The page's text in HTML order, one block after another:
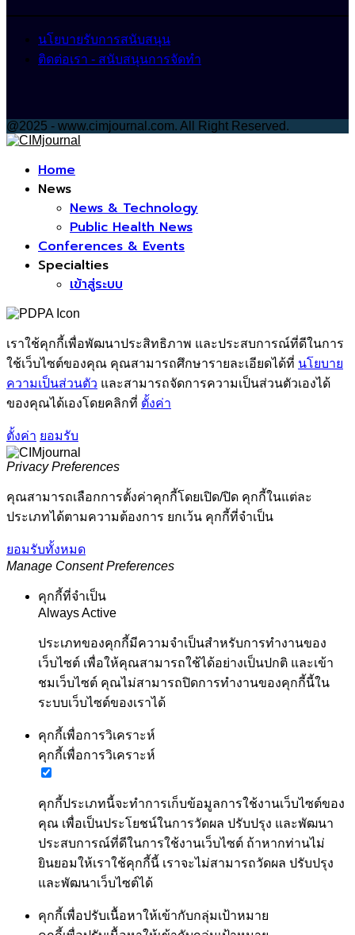
นโยบายรับการสนับสนุน
ติดต่อเรา - สนับสนุนการจัดทำ
@2025 - www.cimjournal.com. All Right Reserved.
Home
News
News & Technology
Public Health News
Conferences & Events
Specialties
เข้าสู่ระบบ
เราใช้คุกกี้เพื่อพัฒนาประสิทธิภาพ และประสบการณ์ที่ดีในการ
ใช้เว็บไซต์ของคุณ คุณสามารถศึกษารายละเอียดได้ที่ นโยบาย
ความเป็นส่วนตัว และสามารถจัดการความเป็นส่วนตัวเองได้
ของคุณได้เองโดยคลิกที่ ตั้งค่า
ตั้งค่า ยอมรับ
Privacy Preferences
คุณสามารถเลือกการตั้งค่าคุกกี้โดยเปิด/ปิด คุกกี้ในแต่ละ
ประเภทได้ตามความต้องการ ยกเว้น คุกกี้ที่จำเป็น
ยอมรับทั้งหมด
Manage Consent Preferences
คุกกี้ที่จำเป็น
Always Active
ประเภทของคุกกี้มีความจำเป็นสำหรับการทำงานของ
เว็บไซต์ เพื่อให้คุณสามารถใช้ได้อย่างเป็นปกติ และเข้า
ชมเว็บไซต์ คุณไม่สามารถปิดการทำงานของคุกกี้นี้ใน
ระบบเว็บไซต์ของเราได้
คุกกี้เพื่อการวิเคราะห์
คุกกี้เพื่อการวิเคราะห์
คุกกี้ประเภทนี้จะทำการเก็บข้อมูลการใช้งานเว็บไซต์ของ
คุณ เพื่อเป็นประโยชน์ในการวัดผล ปรับปรุง และพัฒนา
ประสบการณ์ที่ดีในการใช้งานเว็บไซต์ ถ้าหากท่านไม่
ยินยอมให้เราใช้คุกกี้นี้ เราจะไม่สามารถวัดผล ปรับปรุง
และพัฒนาเว็บไซต์ได้
คุกกี้เพื่อปรับเนื้อหาให้เข้ากับกลุ่มเป้าหมาย